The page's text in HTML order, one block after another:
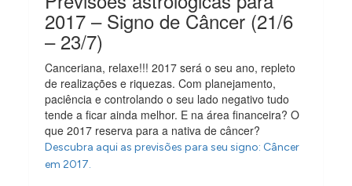
2017 – Signo de Câncer (21/6
– 23/7)
Canceriana, relaxe!!! 2017 será o seu ano, repleto
de realizações e riquezas. Com planejamento,
paciência e controlando o seu lado negativo tudo
tende a ficar ainda melhor. E na área financeira? O
que 2017 reserva para a nativa de câncer?
Descubra aqui as previsões para seu signo: Câncer
em 2017.